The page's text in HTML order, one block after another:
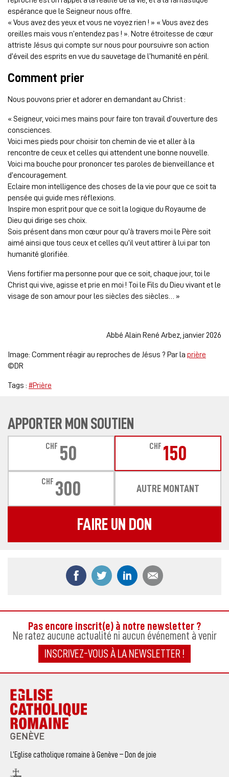
espérance que le Seigneur nous offre.
« Vous avez des yeux et vous ne voyez rien ! » « Vous avez des
oreilles mais vous n’entendez pas ! ». Notre étroitesse de cœur
attriste Jésus qui compte sur nous pour poursuivre son action
d’éveil des esprits en vue du sauvetage de l’humanité en péril.
Comment prier
Nous pouvons prier et adorer en demandant au Christ :
« Seigneur, voici mes mains pour faire ton travail d’ouverture des
consciences.
Voici mes pieds pour choisir ton chemin de vie et aller à la
rencontre de ceux et celles qui attendent une bonne nouvelle.
Voici ma bouche pour prononcer tes paroles de bienveillance et
d’encouragement.
Eclaire mon intelligence des choses de la vie pour que ce soit ta
pensée qui guide mes réflexions.
Inspire mon esprit pour que ce soit la logique du Royaume de
Dieu qui dirige ses choix.
Sois présent dans mon cœur pour qu’à travers moi le Père soit
aimé ainsi que tous ceux et celles qu’il veut attirer à lui par ton
humanité glorifiée.
Viens fortifier ma personne pour que ce soit, chaque jour, toi le
Christ qui vive, agisse et prie en moi ! Toi le Fils du Dieu vivant et le
visage de son amour pour les siècles des siècles… »
Abbé Alain René Arbez, janvier 2026
Image: Comment réagir au reproches de Jésus ? Par la prière
©DR
Tags : #Prière
APPORTER MON SOUTIEN
CHF 50 CHF 150
CHF 300 AUTRE MONTANT
FAIRE UN DON
Partager ce contenu sur Facebook
Partager ce contenu sur Twitter
Partager ce contenu
Pas encore inscrit(e) à notre newsletter ?
Ne ratez aucune actualité ni aucun événement à venir
INSCRIVEZ-VOUS À LA NEWSLETTER !
L’Eglise catholique romaine à Genève – Don de joie